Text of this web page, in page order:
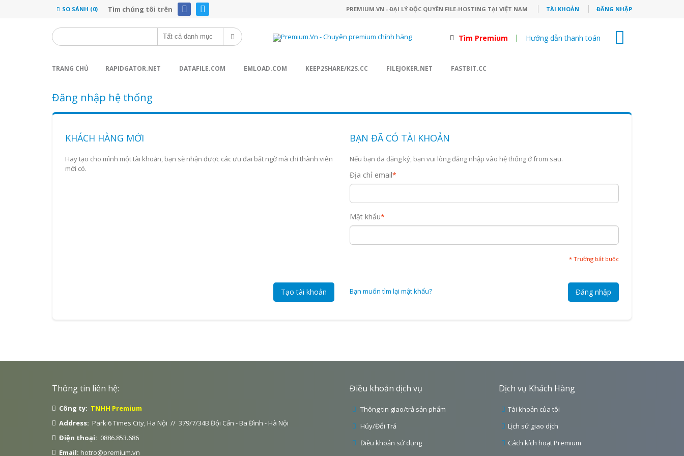
SO SÁNH (0) Tìm chúng tôi trên TÀI KHOẢN ĐĂNG NHẬP
PREMIUM.VN - ĐẠI LÝ ĐỘC QUYỀN FILE-HOSTING TẠI VIỆT NAM
Tìm Premium Hướng dẫn thanh toán
TRANG CHỦ RAPIDGATOR.NET DATAFILE.COM EMLOAD.COM KEEP2SHARE/K2S.CC FILEJOKER.NET FASTBIT.CC
Đăng nhập hệ thống
KHÁCH HÀNG MỚI
Hãy tạo cho mình một tài khoản, bạn sẽ nhận được các ưu đãi bất ngờ mà chỉ thành viên
mới có.
Tạo tài khoản
BẠN ĐÃ CÓ TÀI KHOẢN
Nếu bạn đã đăng ký, bạn vui lòng đăng nhập vào hệ thống ở from sau.
*
Địa chỉ email
*
Mật khẩu
* Trường bắt buộc
Bạn muốn tìm lại mật khẩu? Đăng nhập
Thông tin liên hệ:
Công ty: TNHH Premium
Address: Park 6 Times City, Ha Nội // 379/7/34B Đội Cấn - Ba Đình - Hà Nội
Điện thoại: 0886.853.686
Email: hotro@premium.vn
Điều khoản dịch vụ
Thông tin giao/trả sản phẩm
Hủy/Đổi Trả
Điều khoản sử dụng
Dịch vụ Khách Hàng
Tài khoản của tôi
Lịch sử giao dịch
Cách kích hoạt Premium